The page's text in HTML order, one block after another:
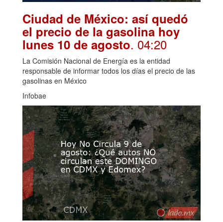
Ciudad de México: así quedó
el precio de la gasolina hoy
lunes 10 de agosto. 04:20
La Comisión Nacional de Energía es la entidad
responsable de informar todos los días el precio de las
gasolinas en México
Infobae